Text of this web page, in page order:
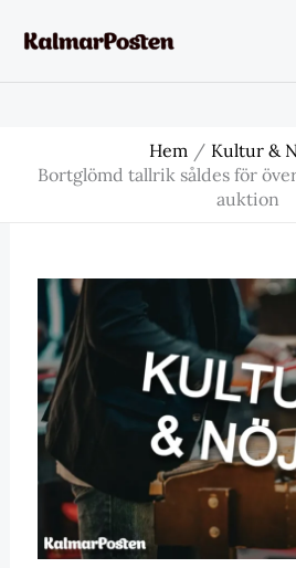
Hem
Kultur &
Bortglömd tallrik såldes för
auktion